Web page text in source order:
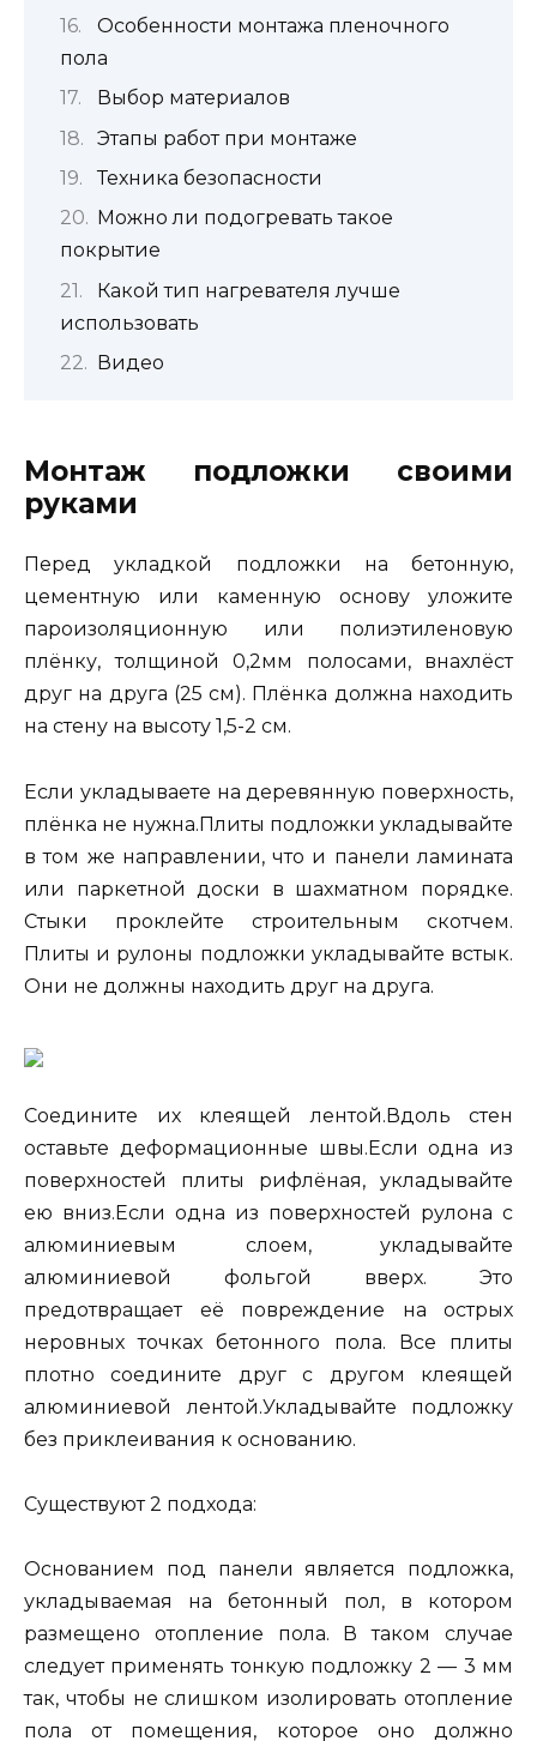
Особенности монтажа пленочного
пола
Выбор материалов
Этапы работ при монтаже
Техника безопасности
Можно ли подогревать такое
покрытие
Какой тип нагревателя лучше
использовать
Видео
Монтаж подложки своими
руками
Перед укладкой подложки на бетонную,
цементную или каменную основу уложите
пароизоляционную или полиэтиленовую
плёнку, толщиной 0,2мм полосами, внахлёст
друг на друга (25 см). Плёнка должна находить
на стену на высоту 1,5-2 см.
Если укладываете на деревянную поверхность,
плёнка не нужна.Плиты подложки укладывайте
в том же направлении, что и панели ламината
или паркетной доски в шахматном порядке.
Стыки проклейте строительным скотчем.
Плиты и рулоны подложки укладывайте встык.
Они не должны находить друг на друга.
Соедините их клеящей лентой.Вдоль стен
оставьте деформационные швы.Если одна из
поверхностей плиты рифлёная, укладывайте
ею вниз.Если одна из поверхностей рулона с
алюминиевым слоем, укладывайте
алюминиевой фольгой вверх. Это
предотвращает её повреждение на острых
неровных точках бетонного пола. Все плиты
плотно соедините друг с другом клеящей
алюминиевой лентой.Укладывайте подложку
без приклеивания к основанию.
Существуют 2 подхода:
Основанием под панели является подложка,
укладываемая на бетонный пол, в котором
размещено отопление пола. В таком случае
следует применять тонкую подложку 2 — 3 мм
так, чтобы не слишком изолировать отопление
пола от помещения, которое оно должно